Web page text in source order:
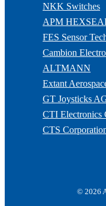
NKK Switches
APM
FES Sensor
Cambion
ALTMANN
Extant
GT Joysticks
CTI Electronics
CTS
© 2026